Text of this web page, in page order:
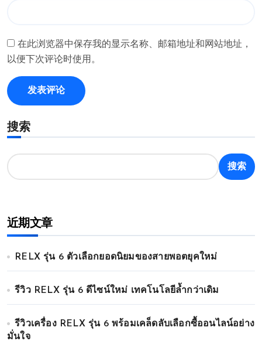
在此浏览器中保存我的显示名称、邮箱地址和网站地址，
以便下次评论时使用。
搜索
搜索
近期文章
RELX รุ่น 6 ตัวเลือกยอดนิยมของสายพอตยุคใหม่
รีวิว RELX รุ่น 6 ดีไซน์ใหม่ เทคโนโลยีล้ำกว่าเดิม
รีวิวเครื่อง RELX รุ่น 6 พร้อมเคล็ดลับเลือกซื้ออนไลน์อย่าง
มั่นใจ